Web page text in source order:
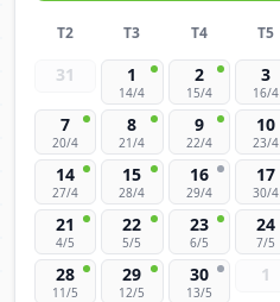
T2 T3 T4 T5
31 1
14/4
2
15/4
3
16/4
7
20/4
8
21/4
9
22/4
10
23/4
14
27/4
15
28/4
16
29/4
17
30/4
21
4/5
22
5/5
23
6/5
24
7/5
28
11/5
29
12/5
30
13/5
1